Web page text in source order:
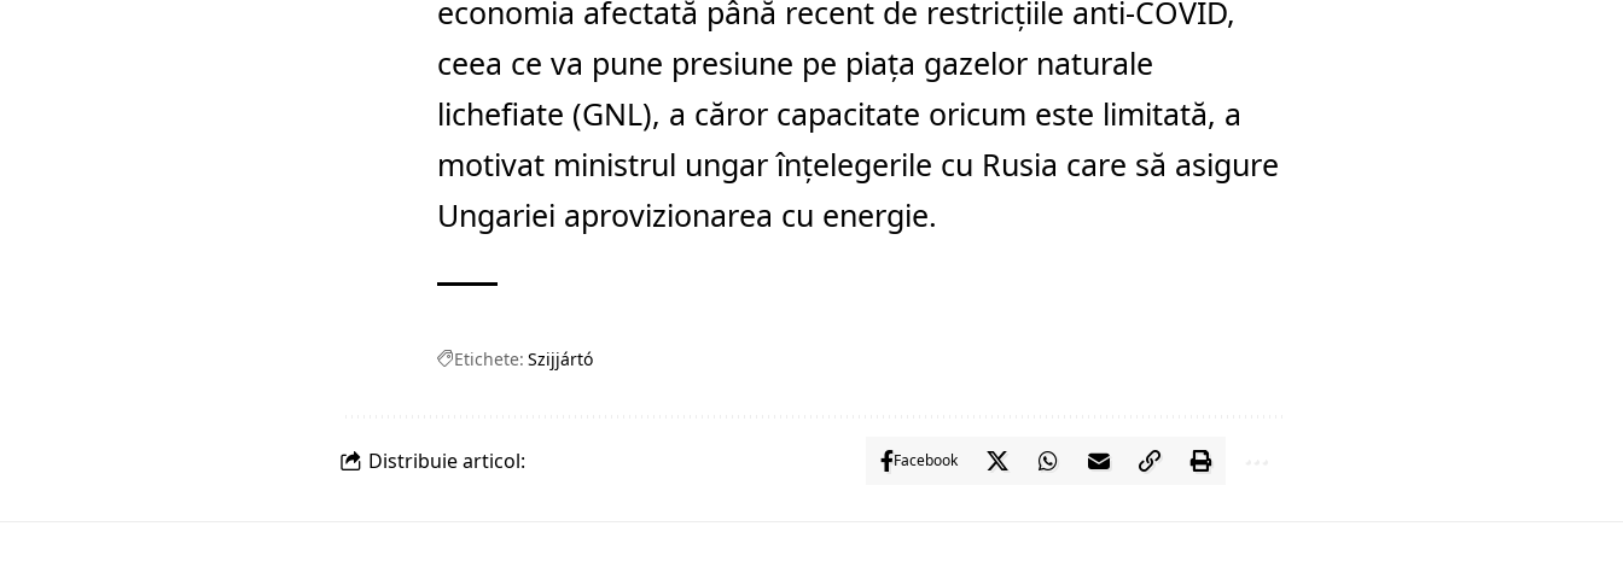
economia afectată până recent de restricţiile anti-COVID,
ceea ce va pune presiune pe piaţa gazelor naturale
lichefiate (GNL), a căror capacitate oricum este limitată, a
motivat ministrul ungar înţelegerile cu Rusia care să asigure
Ungariei aprovizionarea cu energie.
Etichete: Szijjártó
Distribuie articol: Facebook